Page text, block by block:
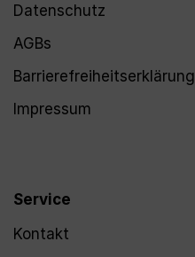
Datenschutz
AGBs
Barrierefreiheitserklärung
Impressum
Service
Kontakt